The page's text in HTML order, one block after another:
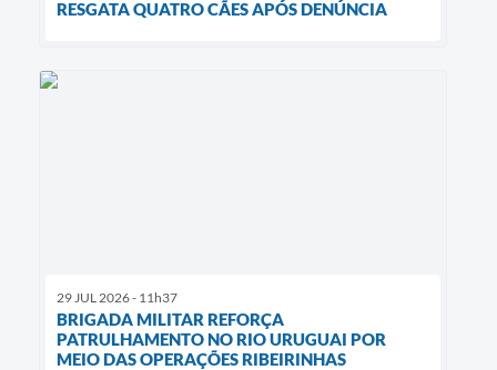
RESGATA QUATRO CÃES APÓS DENÚNCIA
29 JUL 2026 - 11h37
BRIGADA MILITAR REFORÇA
PATRULHAMENTO NO RIO URUGUAI POR
MEIO DAS OPERAÇÕES RIBEIRINHAS